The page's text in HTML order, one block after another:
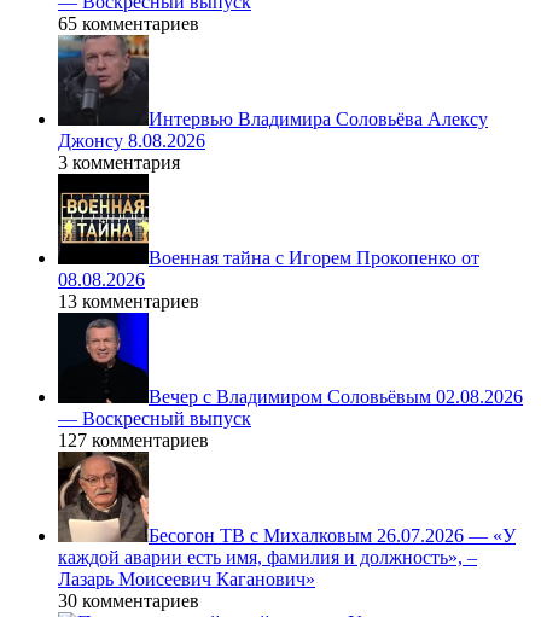
65 комментариев
Интервью Владимира Соловьёва Алексу
Джонсу 8.08.2026
3 комментария
Военная тайна с Игорем Прокопенко от
08.08.2026
13 комментариев
Вечер с Владимиром Соловьёвым 02.08.2026
— Воскресный выпуск
127 комментариев
Бесогон ТВ с Михалковым 26.07.2026 — «У
каждой аварии есть имя, фамилия и должность», –
Лазарь Моисеевич Каганович»
30 комментариев